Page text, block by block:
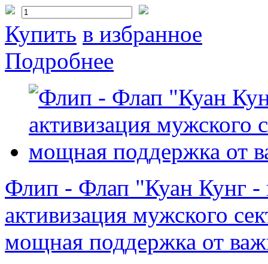
Купить в избранное
Подробнее
Флип - Флап "Куан Кунг -
активизация мужского
мощная поддержка от